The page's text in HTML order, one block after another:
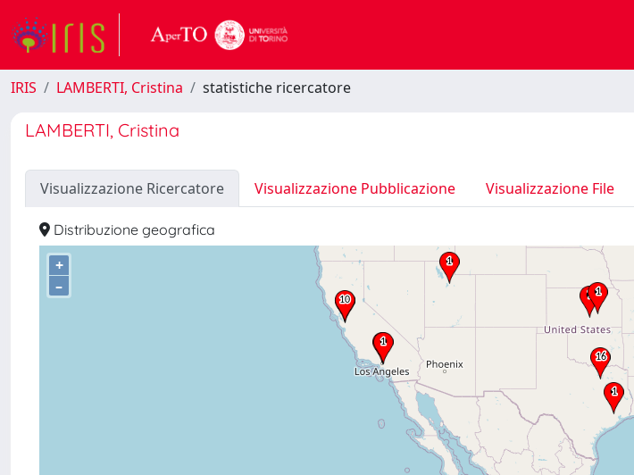
IRIS LAMBERTI, Cristina statistiche ricercatore
LAMBERTI, Cristina
Visualizzazione Ricercatore Visualizzazione Pubblicazione Visualizzazione File
Distribuzione geografica
+
–